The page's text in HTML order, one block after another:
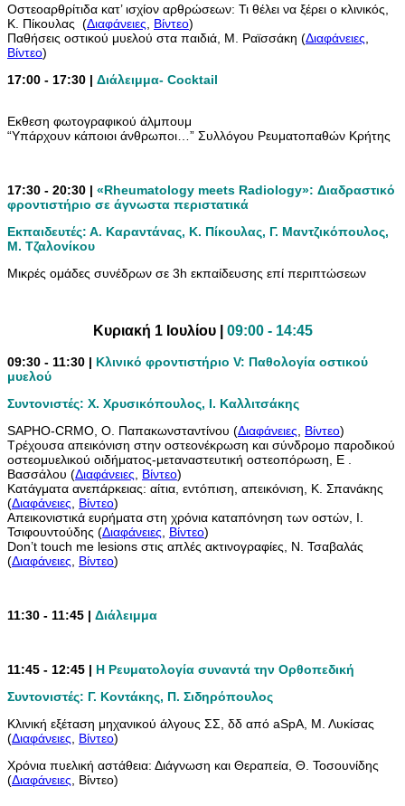
Οστεοαρθρίτιδα κατ’ ισχίον αρθρώσεων: Τι θέλει να ξέρει ο κλινικός,
K. Πίκουλας (Διαφάνειες Βίντεο)
Παθήσεις οστικού μυελού στα παιδιά, Μ. Ραϊσσάκη (Διαφάνειες
Βίντεο)
17:00 - 17:30 | Διάλειμμα- Cocktail
Εκθεση φωτογραφικού άλμπουμ
“Υπάρχουν κάποιοι άνθρωποι…” Συλλόγου Ρευματοπαθών Κρήτης
17:30 - 20:30 | «Rheumatology meets Radiology»: Διαδραστικό
φροντιστήριο σε άγνωστα περιστατικά
Εκπαιδευτές: Α. Kαραντάνας, Κ. Πίκουλας, Γ. Μαντζικόπουλος,
M. Tζαλονίκου
Μικρές ομάδες συνέδρων σε 3h εκπαίδευσης επί περιπτώσεων
Kυριακή 1 Ιουλίου | 09:00 - 14:45
09:30 - 11:30 | Κλινικό φροντιστήριο V: Παθολογία οστικού
μυελού
Συντονιστές: X. Xρυσικόπουλος, Ι. Καλλιτσάκης
SAPHO-CRMO, Ο. Παπακωνσταντίνου (Διαφάνειες Βίντεο)
Τρέχουσα απεικόνιση στην οστεονέκρωση και σύνδρομο παροδικού
οστεομυελικού οιδήματος-μεταναστευτική οστεοπόρωση, Ε .
Βασσάλου (Διαφάνειες Βίντεο)
Κατάγματα ανεπάρκειας: αίτια, εντόπιση, απεικόνιση, Κ. Σπανάκης
(Διαφάνειες Βίντεο)
Απεικονιστικά ευρήματα στη χρόνια καταπόνηση των οστών, Ι.
Τσιφουντούδης (Διαφάνειες Βίντεο)
Don’t touch me lesions στις απλές ακτινογραφίες, Ν. Τσαβαλάς
(Διαφάνειες Βίντεο)
11:30 - 11:45 | Διάλειμμα
11:45 - 12:45 | Η Ρευματολογία συναντά την Ορθοπεδική
Συντονιστές: Γ. Κοντάκης, Π. Σιδηρόπουλος
Κλινική εξέταση μηχανικού άλγους ΣΣ, δδ από aSpA, Μ. Λυκίσας
(Διαφάνειες Βίντεο)
Χρόνια πυελική αστάθεια: Διάγνωση και Θεραπεία, Θ. Τοσουνίδης
(Διαφάνειες , Βίντεο)